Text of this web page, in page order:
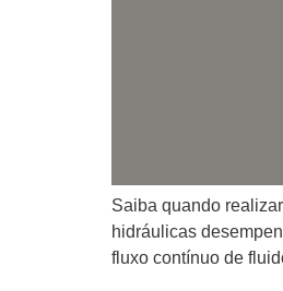
Saiba quando
hidráulicas
fluxo contínuo de